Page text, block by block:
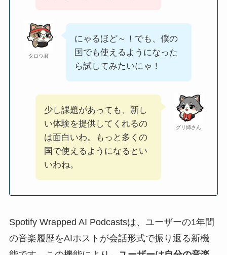
タロウ君
にゃるほど～！でも、僕の
国でも使えるようになった
ら試してみたいにゃ！
グリ姉さん
少し課題があっても、新し
い体験を提供してくれるの
は面白いわ。もっと多くの
国で使えるようになるとい
いわね。
Spotify Wrapped AI Podcastsは、ユーザーの1年間
の音楽履歴をAIホストが会話形式で振り返る新機